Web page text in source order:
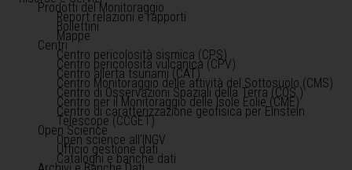
Prodotti del Monitoraggio
Report relazioni e rapporti
Bollettini
Mappe
Centri
Centro pericolosità sismica (CPS)
Centro pericolosità vulcanica (CPV)
Centro allerta tsunami (CAT)
Centro Monitoraggio delle attività del Sottosuolo (CMS)
Centro di Osservazioni Spaziali della Terra (COS )
Centro per il Monitoraggio delle Isole Eolie (CME)
Centro di caratterizzazione geofisica per Einstein
Telescope (CCGET)
Open Science
Open science all'INGV
Ufficio gestione dati
Cataloghi e banche dati